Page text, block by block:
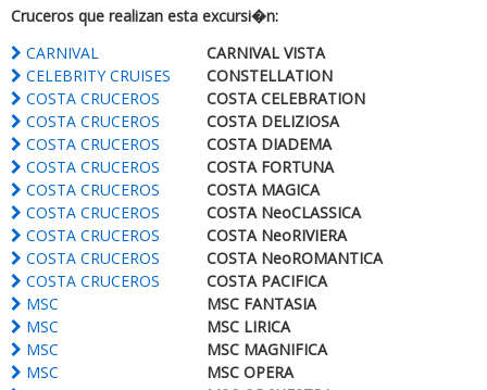
Cruceros que realizan esta excursi�n:
CARNIVAL
CARNIVAL VISTA
CELEBRITY CRUISES
CONSTELLATION
COSTA CRUCEROS
COSTA CELEBRATION
COSTA CRUCEROS
COSTA DELIZIOSA
COSTA CRUCEROS
COSTA DIADEMA
COSTA CRUCEROS
COSTA FORTUNA
COSTA CRUCEROS
COSTA MAGICA
COSTA CRUCEROS
COSTA NeoCLASSICA
COSTA CRUCEROS
COSTA NeoRIVIERA
COSTA CRUCEROS
COSTA NeoROMANTICA
COSTA CRUCEROS
COSTA PACIFICA
MSC
MSC FANTASIA
MSC
MSC LIRICA
MSC
MSC MAGNIFICA
MSC
MSC OPERA